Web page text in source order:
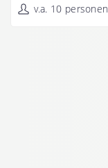
v.a. 10 personen